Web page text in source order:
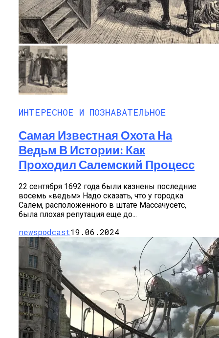
ИНТЕРЕСНОЕ И ПОЗНАВАТЕЛЬНОЕ
Самая Известная Охота На
Ведьм В Истории: Как
Проходил Салемский Процесс
22 сентября 1692 года были казнены последние
восемь «ведьм» Надо сказать, что у городка
Салем, расположенного в штате Массачусетс,
была плохая репутация еще до...
newspodcast19.06.2024